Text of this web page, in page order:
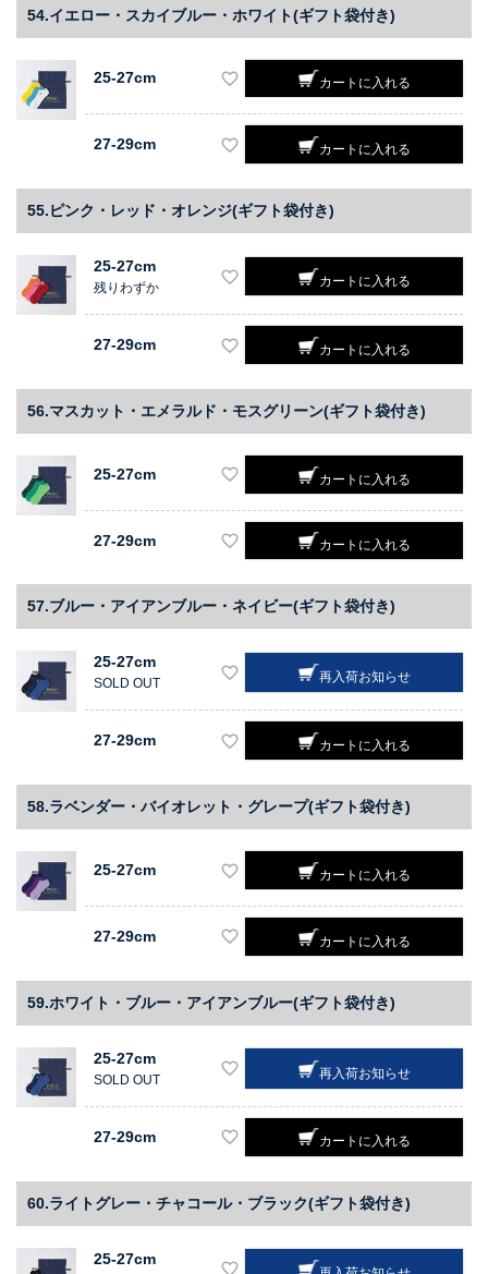
54.イエロー・スカイブルー・ホワイト(ギフト袋付き)
25-27cm カートに入れる
27-29cm カートに入れる
55.ピンク・レッド・オレンジ(ギフト袋付き)
25-27cm
残りわずか カートに入れる
27-29cm カートに入れる
56.マスカット・エメラルド・モスグリーン(ギフト袋付き)
25-27cm カートに入れる
27-29cm カートに入れる
57.ブルー・アイアンブルー・ネイビー(ギフト袋付き)
25-27cm
SOLD OUT 再入荷お知らせ
27-29cm カートに入れる
58.ラベンダー・バイオレット・グレープ(ギフト袋付き)
25-27cm カートに入れる
27-29cm カートに入れる
59.ホワイト・ブルー・アイアンブルー(ギフト袋付き)
25-27cm
SOLD OUT 再入荷お知らせ
27-29cm カートに入れる
60.ライトグレー・チャコール・ブラック(ギフト袋付き)
25-27cm